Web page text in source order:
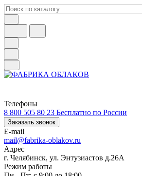
Телефоны
8 800 505 80 23 Бесплатно по России
Заказать звонок
E-mail
mail@fabrika-oblakov.ru
Адрес
г. Челябинск, ул. Энтузиастов д.26А
Режим работы